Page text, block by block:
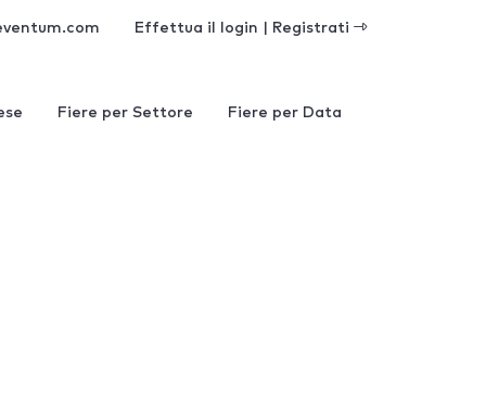
Effettua il login | Registrati
Fiere per Settore Fiere per Data